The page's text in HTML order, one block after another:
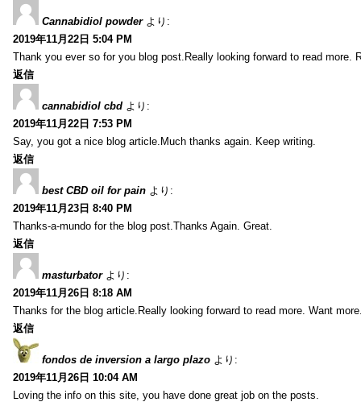
Cannabidiol powder より:
2019年11月22日 5:04 PM
Thank you ever so for you blog post.Really looking forward to read more.
返信
cannabidiol cbd より:
2019年11月22日 7:53 PM
Say, you got a nice blog article.Much thanks again. Keep writing.
返信
best CBD oil for pain より:
2019年11月23日 8:40 PM
Thanks-a-mundo for the blog post.Thanks Again. Great.
返信
masturbator より:
2019年11月26日 8:18 AM
Thanks for the blog article.Really looking forward to read more. Want
返信
fondos de inversion a largo plazo より:
2019年11月26日 10:04 AM
Loving the info on this site, you have done great job on the posts.